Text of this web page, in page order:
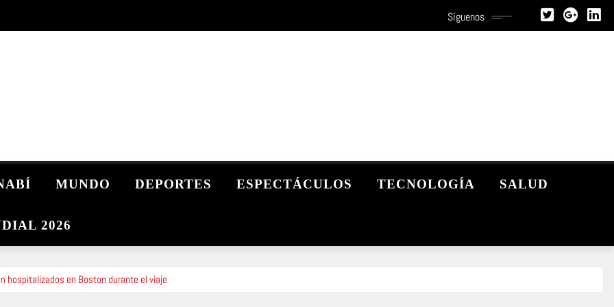
Síguenos
MUNDO DEPORTES ESPECTÁCULOS TECNOLOGÍA SALUD
2026
hospitalizados en Boston durante el viaje